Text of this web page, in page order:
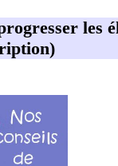
les